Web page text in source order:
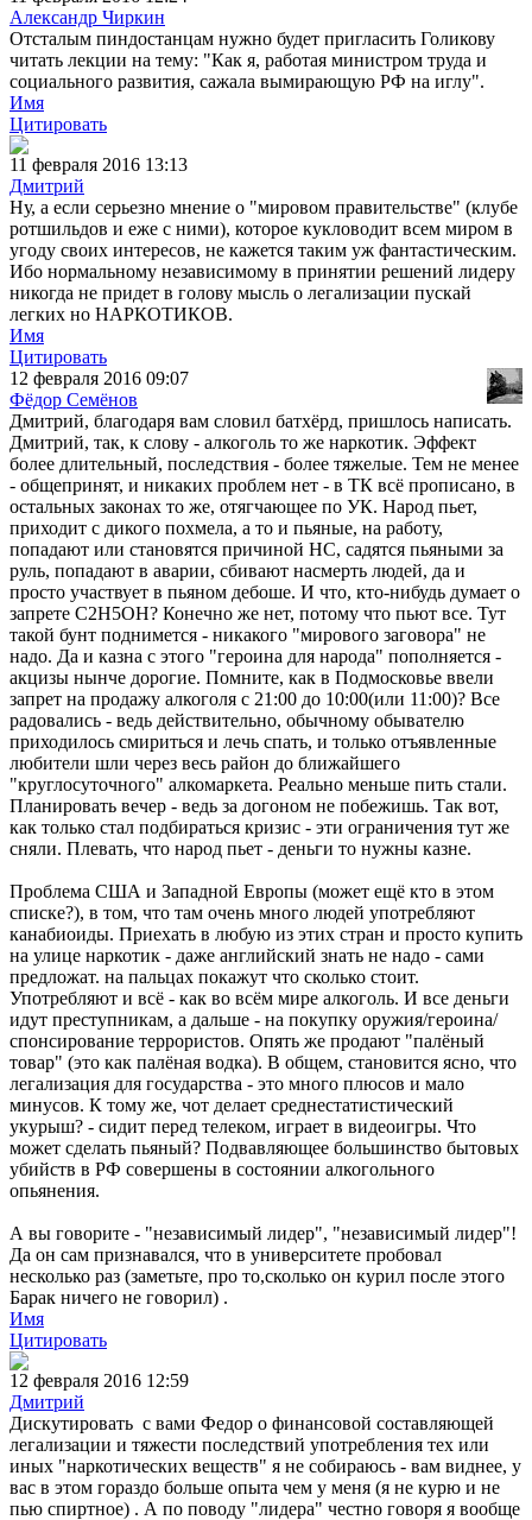
Александр Чиркин
Отсталым пиндостанцам нужно будет пригласить Голикову
читать лекции на тему: "Как я, работая министром труда и
социального развития, сажала вымирающую РФ на иглу".
Имя
Цитировать
11 февраля 2016 13:13
Дмитрий
Ну, а если серьезно мнение о "мировом правительстве" (клубе
ротшильдов и еже с ними), которое кукловодит всем миром в
угоду своих интересов, не кажется таким уж фантастическим.
Ибо нормальному независимому в принятии решений лидеру
никогда не придет в голову мысль о легализации пускай
легких но НАРКОТИКОВ.
Имя
Цитировать
12 февраля 2016 09:07
Фёдор Семёнов
Дмитрий, благодаря вам словил батхёрд, пришлось написать.
Дмитрий, так, к слову - алкоголь то же наркотик. Эффект
более длительный, последствия - более тяжелые. Тем не менее
- общепринят, и никаких проблем нет - в ТК всё прописано, в
остальных законах то же, отягчающее по УК. Народ пьет,
приходит с дикого похмела, а то и пьяные, на работу,
попадают или становятся причиной НС, садятся пьяными за
руль, попадают в аварии, сбивают насмерть людей, да и
просто участвует в пьяном дебоше. И что, кто-нибудь думает о
запрете C2Н5ОН? Конечно же нет, потому что пьют все. Тут
такой бунт поднимется - никакого "мирового заговора" не
надо. Да и казна с этого "героина для народа" пополняется -
акцизы нынче дорогие. Помните, как в Подмосковье ввели
запрет на продажу алкоголя с 21:00 до 10:00(или 11:00)? Все
радовались - ведь действительно, обычному обывателю
приходилось смириться и лечь спать, и только отъявленные
любители шли через весь район до ближайшего
"круглосуточного" алкомаркета. Реально меньше пить стали.
Планировать вечер - ведь за догоном не побежишь. Так вот,
как только стал подбираться кризис - эти ограничения тут же
сняли. Плевать, что народ пьет - деньги то нужны казне.
Проблема США и Западной Европы (может ещё кто в этом
списке?), в том, что там очень много людей употребляют
канабиоиды. Приехать в любую из этих стран и просто купить
на улице наркотик - даже английский знать не надо - сами
предложат. на пальцах покажут что сколько стоит.
Употребляют и всё - как во всём мире алкоголь. И все деньги
идут преступникам, а дальше - на покупку оружия/героина/
спонсирование террористов. Опять же продают "палёный
товар" (это как палёная водка). В общем, становится ясно, что
легализация для государства - это много плюсов и мало
минусов. К тому же, чот делает среднестатистический
укурыш? - сидит перед телеком, играет в видеоигры. Что
может сделать пьяный? Подвавляющее большинство бытовых
убийств в РФ совершены в состоянии алкогольного
опьянения.
А вы говорите - "независимый лидер", "независимый лидер"!
Да он сам признавался, что в университете пробовал
несколько раз (заметьте, про то,сколько он курил после этого
Барак ничего не говорил) .
Имя
Цитировать
12 февраля 2016 12:59
Дмитрий
Дискутировать с вами Федор о финансовой составляющей
легализации и тяжести последствий употребления тех или
иных "наркотических веществ" я не собираюсь - вам виднее, у
вас в этом гораздо больше опыта чем у меня (я не курю и не
пью спиртное) . А по поводу "лидера" честно говоря я вообще